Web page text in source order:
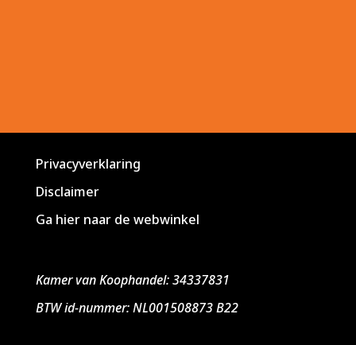
Privacyverklaring
Disclaimer
Ga hier naar de webwinkel
Kamer van Koophandel: 34337831
BTW id-nummer: NL001508873 B22